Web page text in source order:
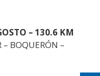
– 130.6 KM
– BOQUERÓN –